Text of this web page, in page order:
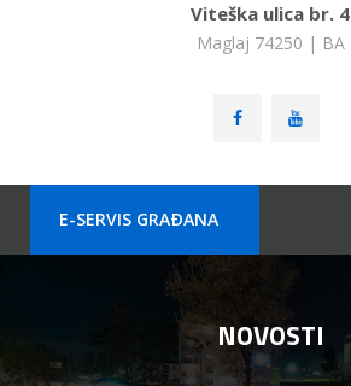
Viteška ulica br. 4
Maglaj 74250 | BA
E-SERVIS GRAÐANA
NOVOSTI